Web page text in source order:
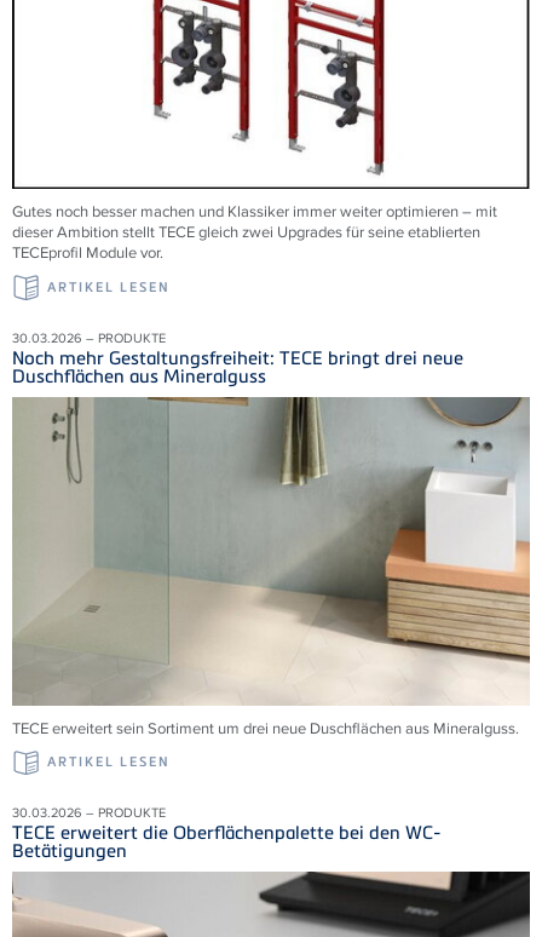
Gutes noch besser machen und Klassiker immer weiter optimieren – mit
dieser Ambition stellt TECE gleich zwei Upgrades für seine etablierten
TECEprofil Module vor.
ARTIKEL LESEN
30.03.2026 – PRODUKTE
Noch mehr Gestaltungsfreiheit: TECE bringt drei neue
Duschflächen aus Mineralguss
TECE erweitert sein Sortiment um drei neue Duschflächen aus Mineralguss.
ARTIKEL LESEN
30.03.2026 – PRODUKTE
TECE erweitert die Oberflächenpalette bei den WC-
Betätigungen